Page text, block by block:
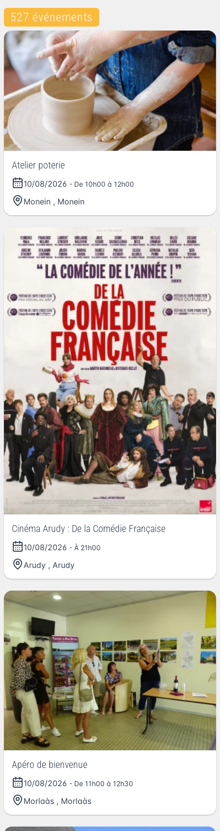
527 événements
Atelier poterie
10/08/2026 - De 10h00 à 12h00
Monein , Monein
Cinéma Arudy : De la Comédie Française
10/08/2026 - À 21h00
Arudy , Arudy
Apéro de bienvenue
10/08/2026 - De 11h00 à 12h30
Morlaàs , Morlaàs